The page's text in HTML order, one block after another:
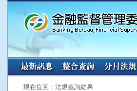
:::
現在位置：法規查詢結果